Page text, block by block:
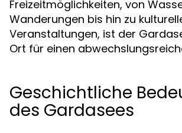
Freizeitmöglichkeiten, von
Wanderungen bis hin zu
Veranstaltungen, ist der
Ort für einen
Geschichtliche
des Gardasees